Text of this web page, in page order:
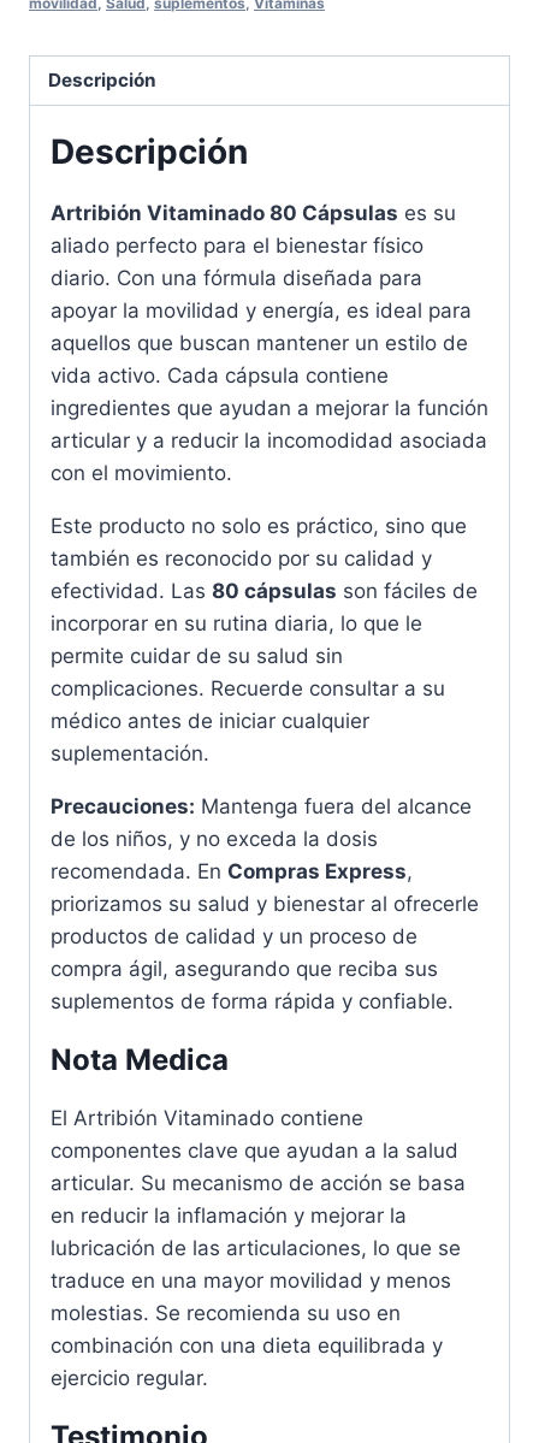
Bienestar
cantidad
Descripción
Descripción
Artribión Vitaminado 80 Cápsulas es su
aliado perfecto para el bienestar físico
diario. Con una fórmula diseñada para
apoyar la movilidad y energía, es ideal para
aquellos que buscan mantener un estilo de
vida activo. Cada cápsula contiene
ingredientes que ayudan a mejorar la función
articular y a reducir la incomodidad asociada
con el movimiento.
Este producto no solo es práctico, sino que
también es reconocido por su calidad y
efectividad. Las 80 cápsulas son fáciles de
incorporar en su rutina diaria, lo que le
permite cuidar de su salud sin
complicaciones. Recuerde consultar a su
médico antes de iniciar cualquier
suplementación.
Precauciones: Mantenga fuera del alcance
de los niños, y no exceda la dosis
recomendada. En Compras Express,
priorizamos su salud y bienestar al ofrecerle
productos de calidad y un proceso de
compra ágil, asegurando que reciba sus
suplementos de forma rápida y confiable.
Nota Medica
El Artribión Vitaminado contiene
componentes clave que ayudan a la salud
articular. Su mecanismo de acción se basa
en reducir la inflamación y mejorar la
lubricación de las articulaciones, lo que se
traduce en una mayor movilidad y menos
molestias. Se recomienda su uso en
combinación con una dieta equilibrada y
ejercicio regular.
Testimonio